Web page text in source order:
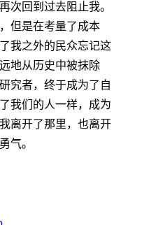
次回到过去阻止我。
但是在考量了成本
我之外的民众忘记这
地从历史中被抹除
究者，终于成为了自
我们的人一样，成为
离开了那里，也离开
气。